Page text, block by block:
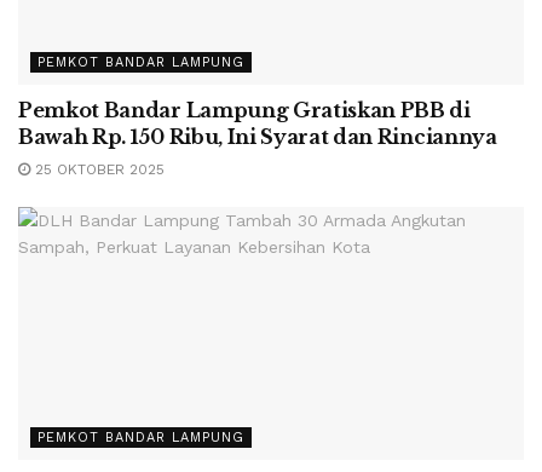
PEMKOT BANDAR LAMPUNG
Pemkot Bandar Lampung Gratiskan PBB di
Bawah Rp. 150 Ribu, Ini Syarat dan Rinciannya
25 OKTOBER 2025
PEMKOT BANDAR LAMPUNG